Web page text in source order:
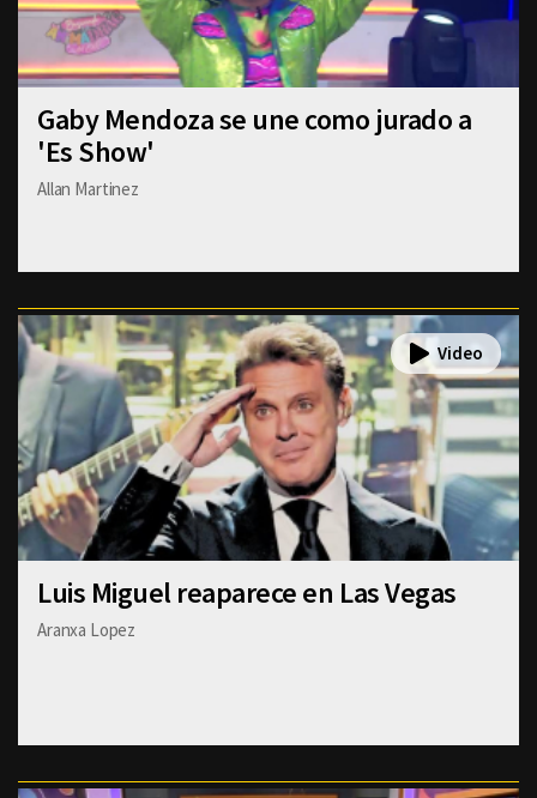
Gaby Mendoza se une como jurado a
'Es Show'
Allan Martinez
Luis Miguel reaparece en Las Vegas
Aranxa Lopez